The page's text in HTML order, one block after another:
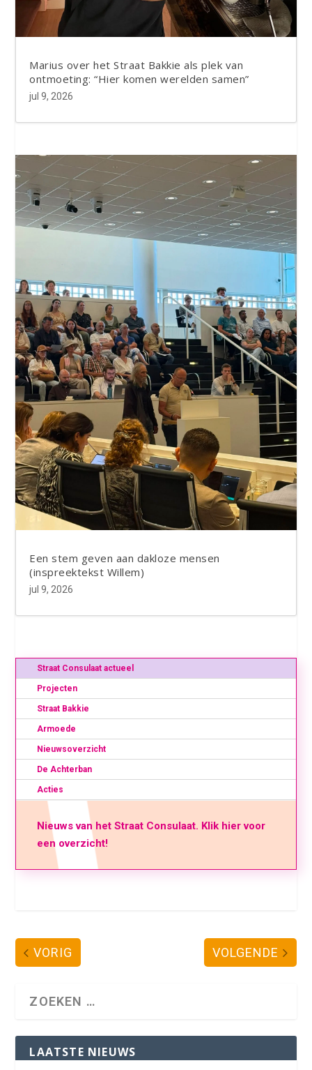
Marius over het Straat Bakkie als plek van
ontmoeting: “Hier komen werelden samen”
jul 9, 2026
Een stem geven aan dakloze mensen
(inspreektekst Willem)
jul 9, 2026
Straat Consulaat actueel
Projecten
Straat Bakkie
Armoede
Nieuwsoverzicht
De Achterban
Acties
Nieuws van het Straat Consulaat. Klik hier voor
een overzicht!
VORIG VOLGENDE
LAATSTE NIEUWS